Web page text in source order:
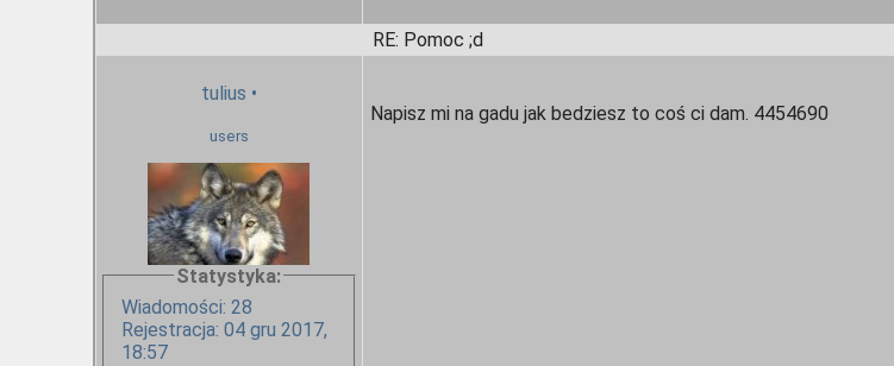
RE: Pomoc ;d
tulius •
users
Statystyka:
Wiadomości: 28
Rejestracja: 04 gru 2017,
18:57
Napisz mi na gadu jak bedziesz to coś ci dam. 4454690